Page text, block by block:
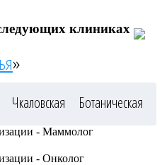
клиниках
»
Чкаловская Ботаническая
- Маммолог
- Онколог